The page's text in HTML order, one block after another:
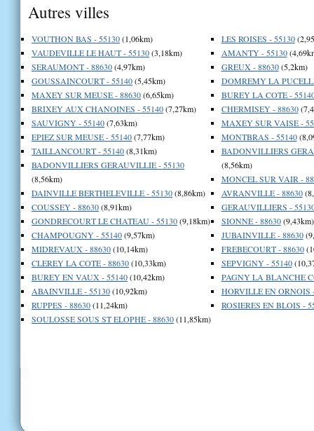
Autres villes
VOUTHON BAS - 55130(1,06km)
VAUDEVILLE LE HAUT - 55130(3,18km)
SERAUMONT - 88630(4,97km)
GOUSSAINCOURT - 55140(5,45km)
MAXEY SUR MEUSE - 88630(6,65km)
BRIXEY AUX CHANOINES - 55140(7,27km)
SAUVIGNY - 55140(7,63km)
EPIEZ SUR MEUSE - 55140(7,77km)
TAILLANCOURT - 55140(8,31km)
BADONVILLIERS GERAUVILLIE - 55130
(8,56km)
DAINVILLE BERTHELEVILLE - 55130(8,86km)
COUSSEY - 88630(8,91km)
GONDRECOURT LE CHATEAU - 55130(9,18km)
CHAMPOUGNY - 55140(9,57km)
MIDREVAUX - 88630(10,14km)
CLEREY LA COTE - 88630(10,33km)
BUREY EN VAUX - 55140(10,42km)
ABAINVILLE - 55130(10,92km)
RUPPES - 88630(11,24km)
SOULOSSE SOUS ST ELOPHE - 88630(11,85km)
LES ROISES - 55130
AMANTY - 55130
GREUX - 88630(5,2km)
DOMREMY LA
BUREY LA COTE -
CHERMISEY - 88630
MAXEY SUR VAISE -
MONTBRAS - 55140
BADONVILLIERS
(8,56km)
MONCEL SUR VAIR -
AVRANVILLE - 88630
GERAUVILLIERS -
SIONNE - 88630(9,43km)
JUBAINVILLE - 88630
FREBECOURT - 88630
SEPVIGNY - 55140
PAGNY LA BLANCHE
HORVILLE EN ORNOIS
ROSIERES EN BLOIS -